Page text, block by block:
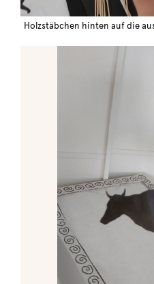
Holzstäbchen hinten auf die